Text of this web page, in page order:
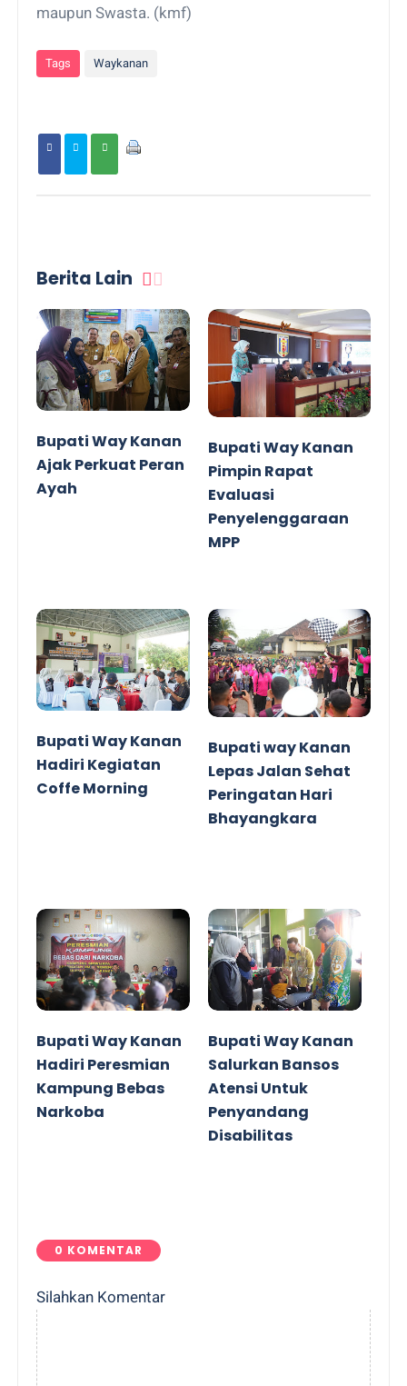
maupun Swasta. (kmf)
Tags Waykanan
Berita Lain
Bupati Way Kanan
Ajak Perkuat Peran
Ayah
Bupati Way Kanan
Pimpin Rapat
Evaluasi
Penyelenggaraan
MPP
Bupati Way Kanan
Hadiri Kegiatan
Coffe Morning
Bupati way Kanan
Lepas Jalan Sehat
Peringatan Hari
Bhayangkara
Bupati Way Kanan
Hadiri Peresmian
Kampung Bebas
Narkoba
Bupati Way Kanan
Salurkan Bansos
Atensi Untuk
Penyandang
Disabilitas
0 KOMENTAR
Silahkan Komentar